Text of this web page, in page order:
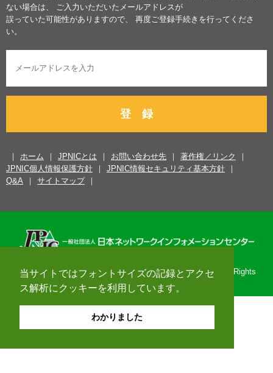
当サイトではフォントサイズの記録とアクセ
ス解析にクッキーを利用しています。
わかりました
ない場合は、 ご入力いただいたメールアドレスが
誤っていた可能性がありますので、 再度ご登録手続きを行ってくださ
い。
登 録
ホーム JPNICとは お問い合わせ先
著作権／リンク
JPNIC個人情報保護方針
JPNIC情報セキュリティ基本方針
Q&A
サイトマップ
Copyright© 1996-2026 Japan Network Information Center. All Rights
Reserved.